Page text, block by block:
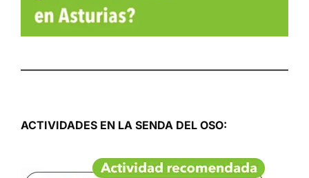
ACTIVIDADES EN LA SENDA DEL OSO: